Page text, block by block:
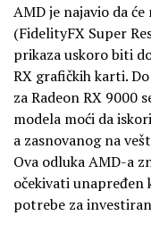
AMD je najavio da će
(FidelityFX Super
prikaza uskoro biti
RX grafičkih karti.
za Radeon RX 9000
modela moći da
a zasnovanog na
Ova odluka AMD-a
očekivati
potrebe za